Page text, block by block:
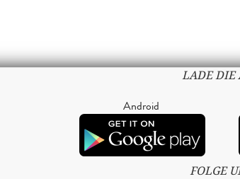
LADE DIE
Android
FOLGE